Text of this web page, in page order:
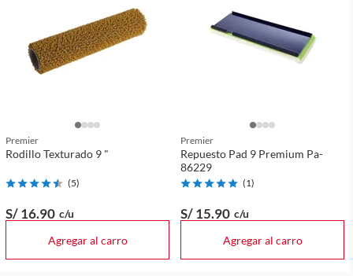
Premier
Rodillo Texturado 9 "
(5)
S/ 16.90 c/u
Agregar al carro
Premier
Repuesto Pad 9 Premium Pa-
86229
(1)
S/ 15.90 c/u
Agregar al carro